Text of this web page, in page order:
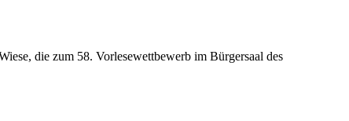
die zum 58. Vorlesewettbewerb im Bürgersaal des